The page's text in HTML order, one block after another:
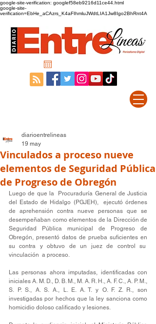
google-site-verification: googlef58eb9216d11ce44.html
google-site-
verification=EbHe_aCAzrs_K4aFIhmluJWdtLIA1Jw8Igo2BhRnt4A
Vinculados a proceso nueve
elementos de Seguridad Pública
de Progreso de Obregón
diarioentrelineas
19 may
Luego de que la  Procuraduría General de Justicia
del Estado de Hidalgo (PGJEH),  ejecutó órdenes
de aprehensión contra nueve personas que se
desempeñaban como elementos de la Dirección de
Seguridad Pública municipal de Progreso de
Obregón, presentó datos de prueba suficientes en
su contra y obtuvo de un juez de control su
vinculación  a proceso.
Las personas ahora imputadas, identificadas con
iniciales A. M. D., D. B. M., M. A. R. H., A. F. C., A. P. M.,
S. P. S., A. S. A., L. E. A. T. y O. F. Z. R., son
investigadas por hechos que la ley sanciona como
homicidio doloso calificado y lesiones.